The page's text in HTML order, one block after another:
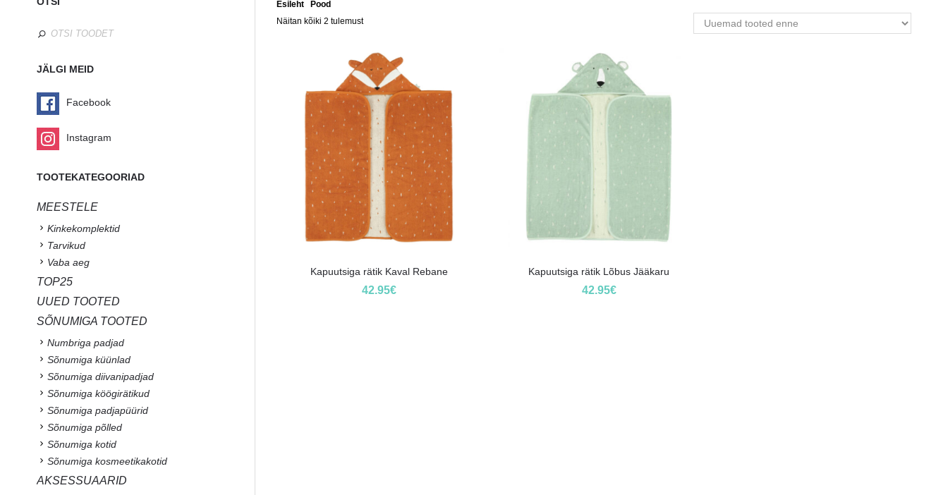
Esileht /Pood
Näitan kõiki 2 tulemust
Kapuutsiga rätik Kaval Rebane
42.95€
Kapuutsiga rätik Lõbus Jääkaru
42.95€
JÄLGI MEID
Facebook
Instagram
TOOTEKATEGOORIAD
MEESTELE
Kinkekomplektid
Tarvikud
Vaba aeg
TOP25
UUED TOOTED
SÕNUMIGA TOOTED
Numbriga padjad
Sõnumiga küünlad
Sõnumiga diivanipadjad
Sõnumiga köögirätikud
Sõnumiga padjapüürid
Sõnumiga põlled
Sõnumiga kotid
Sõnumiga kosmeetikakotid
AKSESSUAARID